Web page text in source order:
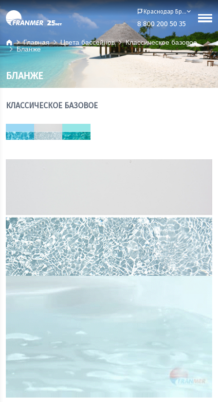
Краснодар Бренд-офис
8 800 200 50 35
Главная Цвета бассейнов
Классическое базовое
Бланже
БЛАНЖЕ
КЛАССИЧЕСКОЕ БАЗОВОЕ